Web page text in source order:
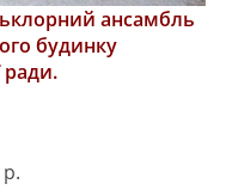
ансамбль
будинку
ради.